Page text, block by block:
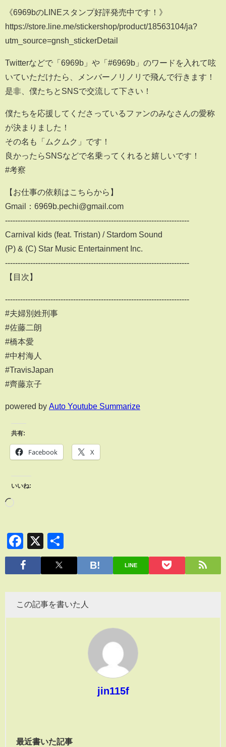
《6969bのLINEスタンプ好評発売中です！》
https://store.line.me/stickershop/product/18563104/ja?
utm_source=gnsh_stickerDetail
Twitterなどで「6969b」や「#6969b」のワードを入れて呟
いていただけたら、メンバーノリノリで飛んで行きます！
是非、僕たちとSNSで交流して下さい！
僕たちを応援してくださっているファンのみなさんの愛称
が決まりました！
その名も「ムクムク」です！
良かったらSNSなどで名乗ってくれると嬉しいです！
#考察
【お仕事の依頼はこちらから】
Gmail：6969b.pechi@gmail.com
-------------------------------------------------------------------------
Carnival kids (feat. Tristan) / Stardom Sound
(P) & (C) Star Music Entertainment Inc.
-------------------------------------------------------------------------
【目次】
-------------------------------------------------------------------------
#夫婦別姓刑事
#佐藤二朗
#橋本愛
#中村海人
#TravisJapan
#齊藤京子
powered by Auto Youtube Summarize
共有:
Facebook X
いいね:
Facebook
X
有
LINE
この記事を書いた人
jin115f
最近書いた記事